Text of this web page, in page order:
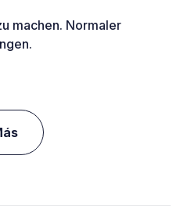
machen. Normaler